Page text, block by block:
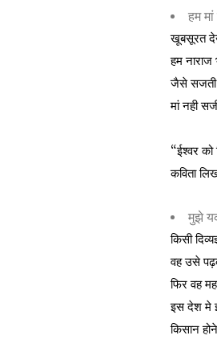
हम
खूबसूरत
हम नाराज
जैसे
मां नही
“ईश्वर
कविता
मुझे
किसी
वह उसे
फिर वह
इस देश मे
किसान